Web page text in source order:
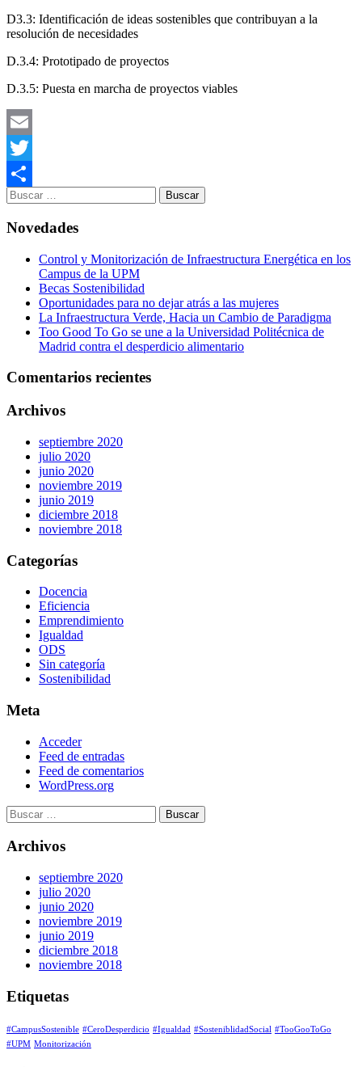
D3.3: Identificación de ideas sostenibles que contribuyan a la
resolución de necesidades
D.3.4: Prototipado de proyectos
D.3.5: Puesta en marcha de proyectos viables
Email
Twitter
Compartir
Novedades
Control y Monitorización de Infraestructura Energética en los
Campus de la UPM
Becas Sostenibilidad
Oportunidades para no dejar atrás a las mujeres
La Infraestructura Verde, Hacia un Cambio de Paradigma
Too Good To Go se une a la Universidad Politécnica de
Madrid contra el desperdicio alimentario
Comentarios recientes
Archivos
septiembre 2020
julio 2020
junio 2020
noviembre 2019
junio 2019
diciembre 2018
noviembre 2018
Categorías
Docencia
Eficiencia
Emprendimiento
Igualdad
ODS
Sin categoría
Sostenibilidad
Meta
Acceder
Feed de entradas
Feed de comentarios
WordPress.org
Archivos
septiembre 2020
julio 2020
junio 2020
noviembre 2019
junio 2019
diciembre 2018
noviembre 2018
Etiquetas
#CampusSostenible #CeroDesperdicio #Igualdad #SosteniblidadSocial #TooGooToGo
#UPM Monitorización